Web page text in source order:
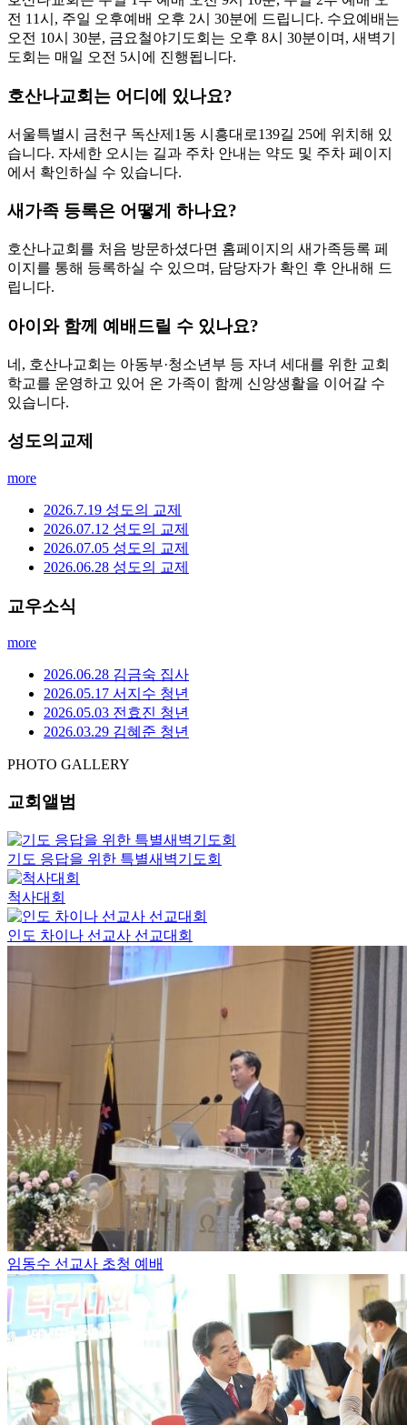
전 11시, 주일 오후예배 오후 2시 30분에 드립니다. 수요예배는
오전 10시 30분, 금요철야기도회는 오후 8시 30분이며, 새벽기
도회는 매일 오전 5시에 진행됩니다.
호산나교회는 어디에 있나요?
서울특별시 금천구 독산제1동 시흥대로139길 25에 위치해 있
습니다. 자세한 오시는 길과 주차 안내는 약도 및 주차 페이지
에서 확인하실 수 있습니다.
새가족 등록은 어떻게 하나요?
호산나교회를 처음 방문하셨다면 홈페이지의 새가족등록 페
이지를 통해 등록하실 수 있으며, 담당자가 확인 후 안내해 드
립니다.
아이와 함께 예배드릴 수 있나요?
네, 호산나교회는 아동부·청소년부 등 자녀 세대를 위한 교회
학교를 운영하고 있어 온 가족이 함께 신앙생활을 이어갈 수
있습니다.
성도의교제
more
2026.7.19 성도의 교제
2026.07.12 성도의 교제
2026.07.05 성도의 교제
2026.06.28 성도의 교제
교우소식
more
2026.06.28 김금숙 집사
2026.05.17 서지수 청년
2026.05.03 전효진 청년
2026.03.29 김혜준 청년
PHOTO GALLERY
교회앨범
기도 응답을 위한 특별새벽기도회
척사대회
인도 차이나 선교사 선교대회
임동수 선교사 초청 예배